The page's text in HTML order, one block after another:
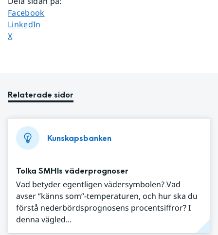
Dela sidan på
Facebook
Dela sidan på
LinkedIn
Dela sidan på
X
Relaterade sidor
Kunskapsbanken
Tolka SMHIs väderprognoser
Vad betyder egentligen vädersymbolen? Vad
avser ”känns som”-temperaturen, och hur ska du
förstå nederbördsprognosens procentsiffror? I
denna vägled...